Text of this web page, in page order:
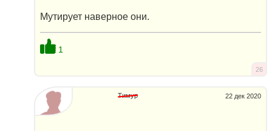
Мутирует наверное они.
1
26
22 дек 2020
Тимур